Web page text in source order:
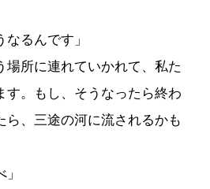
なるんです」
場所に連れていかれて、私た
す。もし、そうなったら終わ
ら、三途の河に流されるかも